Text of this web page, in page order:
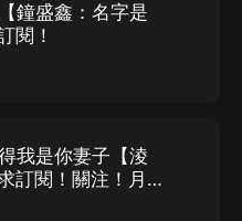
鐘盛鑫：名字是
閱！
我是你妻子【淩
訂閱！關注！月